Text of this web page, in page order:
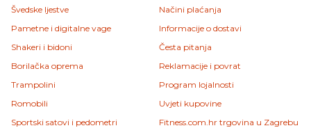
Švedske ljestve
Pametne i digitalne vage
Shakeri i bidoni
Borilačka oprema
Trampolini
Romobili
Sportski satovi i pedometri
Načini plaćanja
Informacije o dostavi
Česta pitanja
Reklamacije i povrat
Program lojalnosti
Uvjeti kupovine
Fitness.com.hr trgovina u Zagrebu